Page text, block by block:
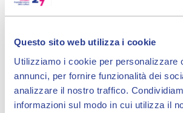
Questo sito web utilizza i cookie
Utilizziamo i cookie per personalizzare
annunci, per fornire funzionalità dei
analizzare il nostro traffico.
informazioni sul modo in cui utilizza il
Visita il sito